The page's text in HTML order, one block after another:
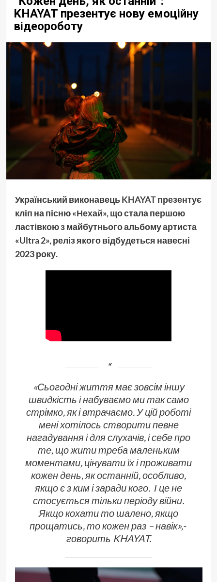
KHAYAT презентує нову емоційну
відеороботу
Український виконавецьKHAYATпрезентує
кліп на пісню «Нехай», що стала першою
ластівкою з майбутнього альбому артиста
«Ultra 2», реліз якого відбудеться навесні
2023 року.
«Сьогодні життя має зовсім іншу
швидкість і набуваємо ми так само
стрімко, як і втрачаємо. У цій роботі
мені хотілось створити певне
нагадування і для слухачів, і себе про
те, що жити треба маленьким
моментами, цінувати їх і проживати
кожен день, як останній, особливо,
якщо є з ким і заради кого. І це не
стосується тільки періоду війни.
Якщо кохати то шалено, якщо
прощатись, то кожен раз – навік»,-
говорить KHAYAT.